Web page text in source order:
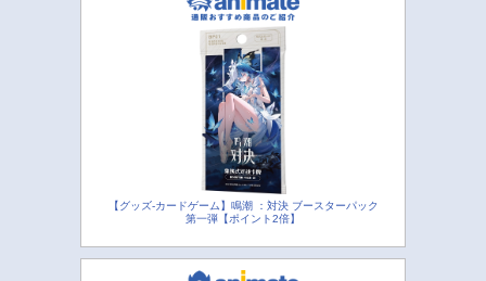
【グッズ-カードゲーム】鳴潮 ：対決 ブースターパック
第一弾【ポイント2倍】